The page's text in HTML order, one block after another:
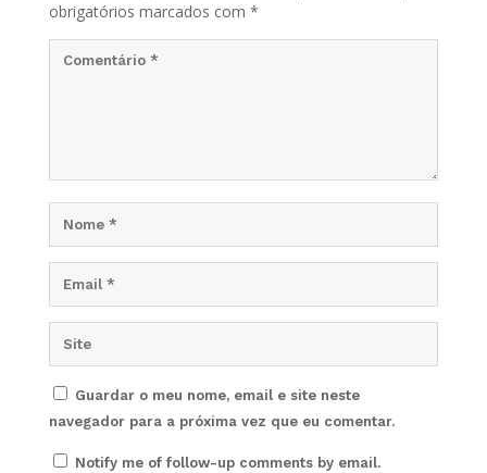
obrigatórios marcados com *
Guardar o meu nome, email e site neste
navegador para a próxima vez que eu comentar.
Notify me of follow-up comments by email.